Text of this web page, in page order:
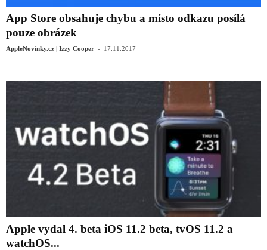
App Store obsahuje chybu a místo odkazu posílá
pouze obrázek
AppleNovinky.cz | Izzy Cooper - 17.11.2017
Apple vydal 4. beta iOS 11.2 beta, tvOS 11.2 a
watchOS...